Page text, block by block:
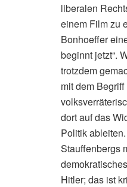
liberalen
einem Film zu
Bonhoeffer
beginnt jetzt“.
trotzdem
mit dem
dort auf das
Politik
Stauffenbergs
Hitler; das ist